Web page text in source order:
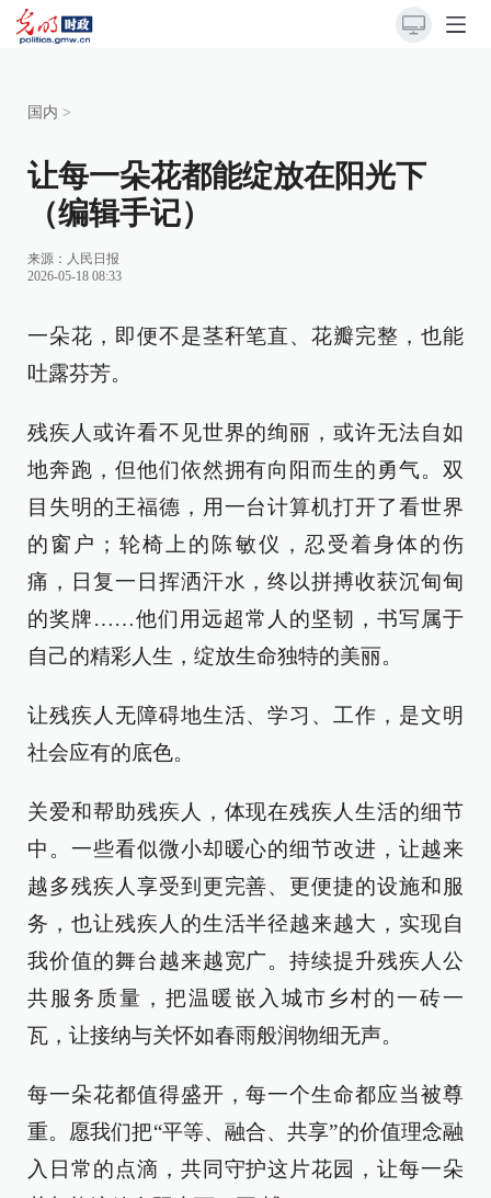
国内 >
让每一朵花都能绽放在阳光下
（编辑手记）
来源： 人民日报
2026-05-18 08:33
一朵花，即便不是茎秆笔直、花瓣完整，也能
吐露芬芳。
残疾人或许看不见世界的绚丽，或许无法自如
地奔跑，但他们依然拥有向阳而生的勇气。双
目失明的王福德，用一台计算机打开了看世界
的窗户；轮椅上的陈敏仪，忍受着身体的伤
痛，日复一日挥洒汗水，终以拼搏收获沉甸甸
的奖牌……他们用远超常人的坚韧，书写属于
自己的精彩人生，绽放生命独特的美丽。
让残疾人无障碍地生活、学习、工作，是文明
社会应有的底色。
关爱和帮助残疾人，体现在残疾人生活的细节
中。一些看似微小却暖心的细节改进，让越来
越多残疾人享受到更完善、更便捷的设施和服
务，也让残疾人的生活半径越来越大，实现自
我价值的舞台越来越宽广。持续提升残疾人公
共服务质量，把温暖嵌入城市乡村的一砖一
瓦，让接纳与关怀如春雨般润物细无声。
每一朵花都值得盛开，每一个生命都应当被尊
重。愿我们把“平等、融合、共享”的价值理念融
入日常的点滴，共同守护这片花园，让每一朵